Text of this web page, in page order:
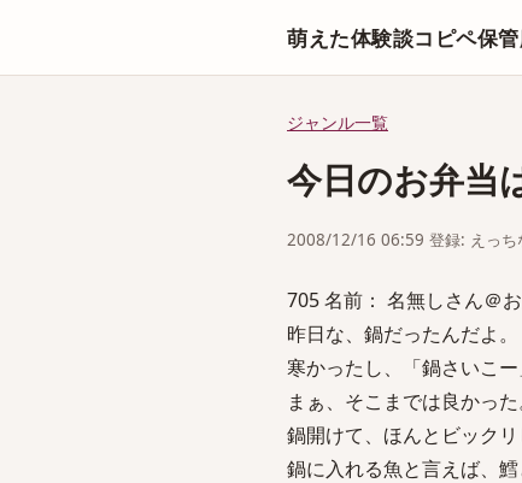
萌えた体験談コピペ保
ジャンル一覧
今日のお弁当
2008/12/16 06:59 登録: えっち
705 名前： 名無しさん＠
昨日な、鍋だったんだよ。
寒かったし、「鍋さいこー
まぁ、そこまでは良かっ
鍋開けて、ほんとビックリ
鍋に入れる魚と言えば、